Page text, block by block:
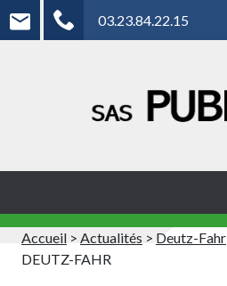
03.23.84.22.15
Accueil > Actualités > Deutz-Fahr
DEUTZ-FAHR